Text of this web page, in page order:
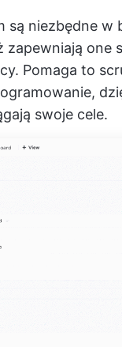
są niezbędne
zapewniają one
Pomaga to
swoje cele.